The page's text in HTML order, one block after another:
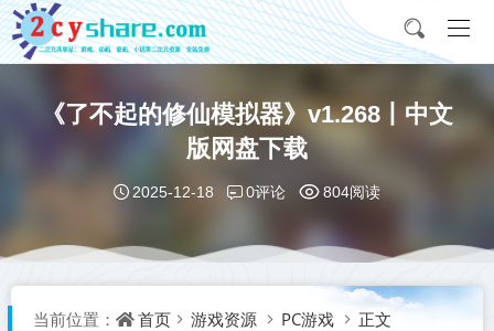
《了不起的修仙模拟器》v1.268丨中文
版网盘下载
2025-12-18 0评论 804阅读
当前位置： 首页 游戏资源 PC游戏 正文